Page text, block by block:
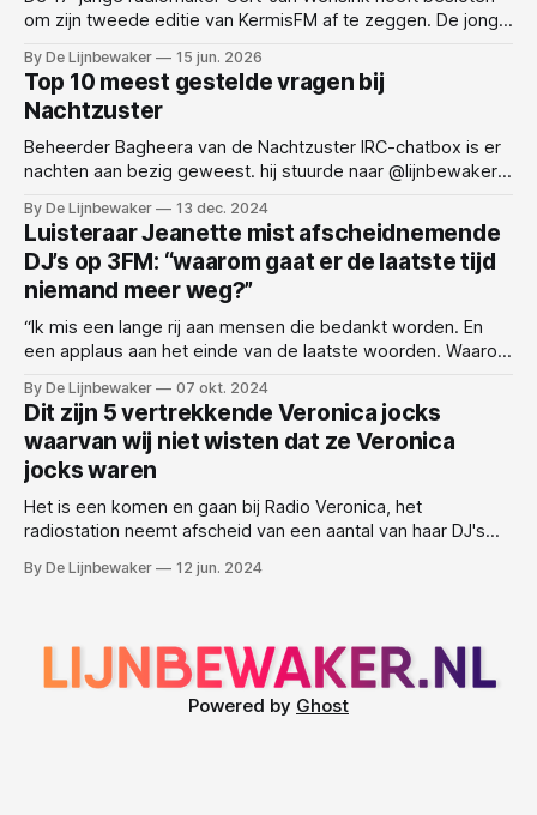
om zijn tweede editie van KermisFM af te zeggen. De jonge
radiozenders en bekendstaat om zijn enthousiasme voor
het medium, laat weten dat hij dit jaar niet aanwezig zal zijn
By De Lijnbewaker 15 jun. 2026
Top 10 meest gestelde vragen bij
Nachtzuster
Beheerder Bagheera van de Nachtzuster IRC-chatbox is er
nachten aan bezig geweest. hij stuurde naar @lijnbewaker
van meest gestelde vragen bij het NPO Radio 1 programma
Nachtzuster. 10. Kunt u mij verstaan? 9. Is Nieuwsweekend
vandaag? 8.
By De Lijnbewaker 13 dec. 2024
Luisteraar Jeanette mist afscheidnemende
DJ’s op 3FM: “waarom gaat er de laatste tijd
niemand meer weg?”
“Ik mis een lange rij aan mensen die bedankt worden. En
een applaus aan het einde van de laatste woorden. Waarom
toch wel een betere laatste plaat zijn dan Closing Time? We
blijven maar in het Ekstra Weekend tijdperk hangen!
By De Lijnbewaker 07 okt. 2024
Dit zijn 5 vertrekkende Veronica jocks
waarvan wij niet wisten dat ze Veronica
jocks waren
Het is een komen en gaan bij Radio Veronica, het
radiostation neemt afscheid van een aantal van haar DJ's
bekend waren als Radio DJ. Hier zijn vijf van de DJ's die
By De Lijnbewaker 12 jun. 2024
Powered by Ghost